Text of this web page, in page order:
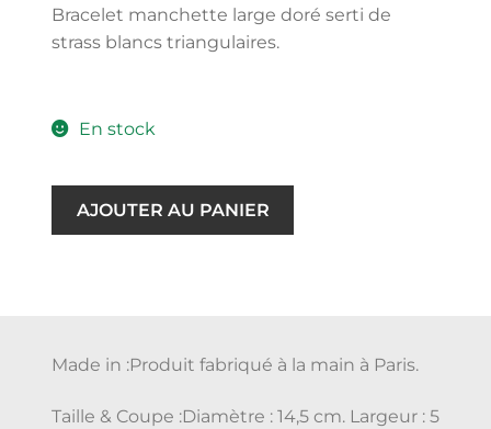
Bracelet manchette large doré serti de
strass blancs triangulaires.
En stock
AJOUTER AU PANIER
Made in :Produit fabriqué à la main à Paris.
Taille & Coupe :Diamètre : 14,5 cm. Largeur : 5